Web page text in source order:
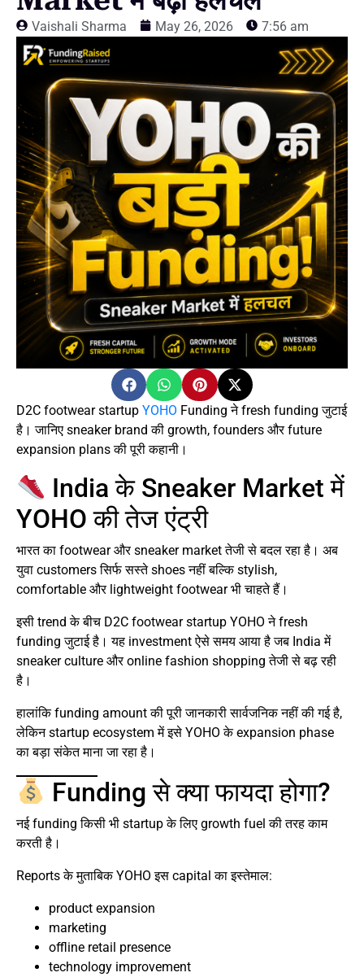
Vaishali Sharma May 26, 2026 7:56 am
D2C footwear startup YOHO Funding ने fresh funding जुटाई
है। जानिए sneaker brand की growth, founders और future
expansion plans की पूरी कहानी।
India के Sneaker Market में
YOHO की तेज एंट्री
भारत का footwear और sneaker market तेजी से बदल रहा है। अब
युवा customers सिर्फ सस्ते shoes नहीं बल्कि stylish,
comfortable और lightweight footwear भी चाहते हैं।
इसी trend के बीच D2C footwear startup YOHO ने fresh
funding जुटाई है। यह investment ऐसे समय आया है जब India में
sneaker culture और online fashion shopping तेजी से बढ़ रही
है।
हालांकि funding amount की पूरी जानकारी सार्वजनिक नहीं की गई है,
लेकिन startup ecosystem में इसे YOHO के expansion phase
का बड़ा संकेत माना जा रहा है।
Funding से क्या फायदा होगा?
नई funding किसी भी startup के लिए growth fuel की तरह काम
करती है।
Reports के मुताबिक YOHO इस capital का इस्तेमाल:
product expansion
marketing
offline retail presence
technology improvement